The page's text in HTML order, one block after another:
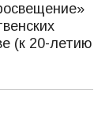
(к 20-летию